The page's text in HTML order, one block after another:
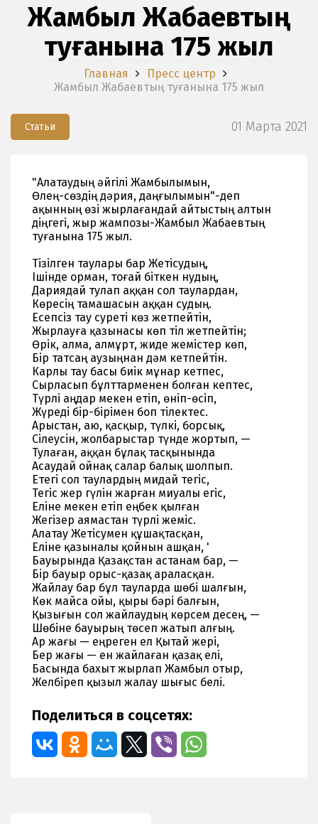
Жамбыл Жабаевтың
туғанына 175 жыл
Главная
Пресс центр
Жамбыл Жабаевтың туғанына 175 жыл
Статьи 01 Марта 2021
"Алатаудың əйгілі Жамбылымын,
Өлең-сөздің дəрия, даңғылымын"-деп
ақынның өзі жырлағандай айтыстың алтын
діңгегі, жыр жампозы-Жамбыл Жабаевтың
туғанына 175 жыл.
Тізілген таулары бар Жетісудың,
Ішінде орман, тоғай біткен нудың,
Дариядай тулап аққан сол таулардан,
Көресің тамашасын аққан судың.
Есепсіз тау суреті көз жетпейтін,
Жырлауға қазынасы көп тіл жетпейтін;
Өрік, алма, алмұрт, жиде жемістер көп,
Бір татсаң аузыңнан дәм кетпейтін.
Карлы тау басы биік мұнар кетпес,
Сырласып бұлттарменен болған кептес,
Түрлі аңдар мекен етіп, өніп-өсіп,
Жүреді бір-бірімен боп тілектес.
Арыстан, аю, қасқыр, түлкі, борсық,
Сілеусін, жолбарыстар түнде жортып, —
Тулаған, аққан бұлақ тасқынында
Асаудай ойнақ салар балық шолпып.
Етегі сол таулардың мидай тегіс,
Тегіс жер гүлін жарған миуалы егіс,
Еліне мекен етіп еңбек қылған
Жегізер аямастан түрлі жеміс.
Алатау Жетісумен құшақтасқан,
Еліне қазыналы қойнын ашқан, '
Бауырында Қазақстан астанам бар, —
Бір бауыр орыс-қазақ араласқан.
Жайлау бар бұл тауларда шөбі шалғын,
Көк майса ойы, қыры бәрі балғын,
Қызығын сол жайлаудың көрсем десең, —
Шөбіне бауырың төсеп жатып алғың.
Ар жағы — еңреген ел Қытай жері,
Бер жағы — ен жайлаған қазақ елі,
Басында бахыт жырлап Жамбыл отыр,
Желбіреп қызыл жалау шығыс белі.
Поделиться в соцсетях: